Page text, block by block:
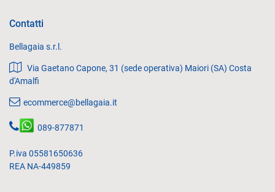
Contatti
Bellagaia s.r.l.
Via Gaetano Capone, 31 (sede operativa) Maiori (SA) Costa
d'Amalfi
ecommerce@bellagaia.it
089-877871
P.iva 05581650636
REA NA-449859